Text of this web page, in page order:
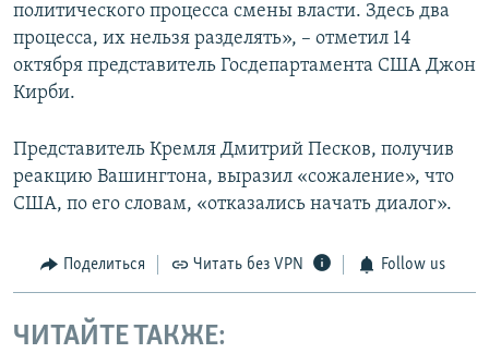
политического процесса смены власти. Здесь два
процесса, их нельзя разделять», – отметил 14
октября представитель Госдепартамента США Джон
Кирби.
Представитель Кремля Дмитрий Песков, получив
реакцию Вашингтона, выразил «сожаление», что
США, по его словам, «отказались начать диалог».
Поделиться Читать без VPN Follow us
ЧИТАЙТЕ ТАКЖЕ: